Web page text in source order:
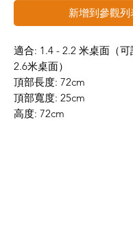
新增到參觀列
適合: 1.4 - 2.2 米桌面（
2.6米桌面）
頂部長度: 72cm
頂部寬度: 25cm
高度: 72cm